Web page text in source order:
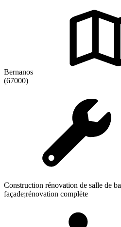
Bernanos
(67000)
Construction rénovation de salle de
façade;rénovation complète